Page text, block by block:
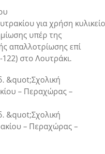
για χρήση
υπέρ της
απαλλοτρίωσης επί
στο Λουτράκι.
&quot;Σχολική
– Περαχώρας –
&quot;Σχολική
– Περαχώρας –